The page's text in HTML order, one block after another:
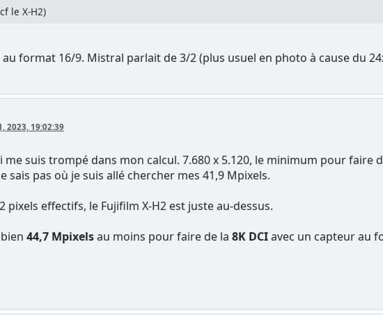
le X-H2)
au format 16/9. Mistral parlait de 3/2 (plus usuel en photo à cause du
2023, 19:02:39
me suis trompé dans mon calcul. 7.680 x 5.120, le minimum pour faire
sais pas où je suis allé chercher mes 41,9 Mpixels.
pixels effectifs, le Fujifilm X-H2 est juste au-dessus.
44,7 Mpixelsau moins pour faire de la 8K DCIavec un capteur au